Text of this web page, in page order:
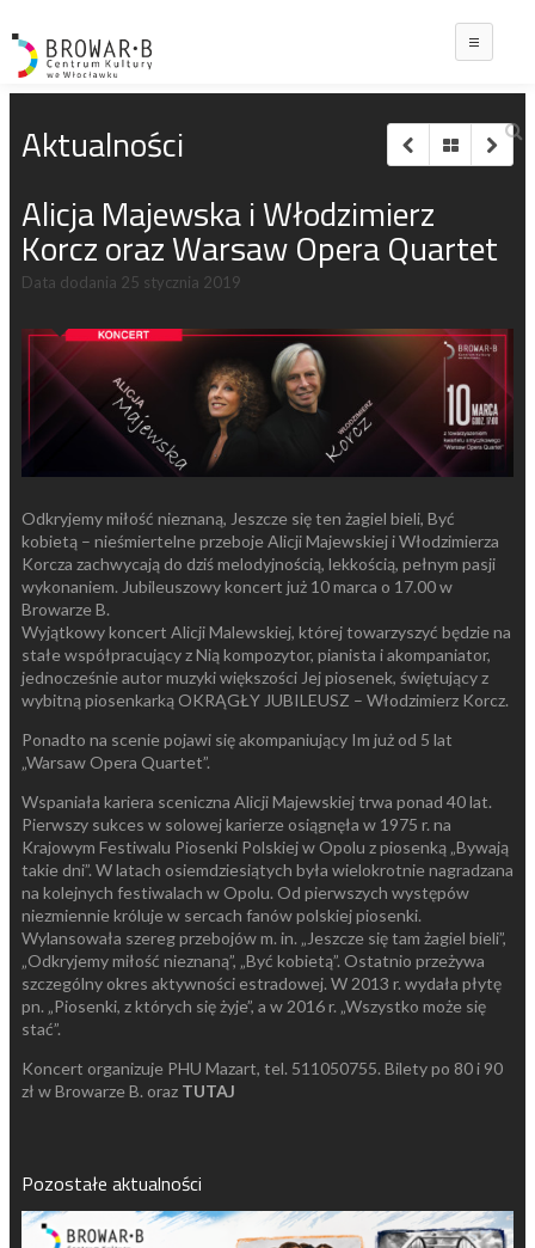
Aktualności
Alicja Majewska i Włodzimierz
Korcz oraz Warsaw Opera Quartet
Data dodania 25 stycznia 2019
Odkryjemy miłość nieznaną, Jeszcze się ten żagiel bieli, Być
kobietą – nieśmiertelne przeboje Alicji Majewskiej i Włodzimierza
Korcza zachwycają do dziś melodyjnością, lekkością, pełnym pasji
wykonaniem. Jubileuszowy koncert już 10 marca o 17.00 w
Browarze B.
Wyjątkowy koncert Alicji Malewskiej, której towarzyszyć będzie na
stałe współpracujący z Nią kompozytor, pianista i akompaniator,
jednocześnie autor muzyki większości Jej piosenek, świętujący z
wybitną piosenkarką OKRĄGŁY JUBILEUSZ – Włodzimierz Korcz.
Ponadto na scenie pojawi się akompaniujący Im już od 5 lat
„Warsaw Opera Quartet”.
Wspaniała kariera sceniczna Alicji Majewskiej trwa ponad 40 lat.
Pierwszy sukces w solowej karierze osiągnęła w 1975 r. na
Krajowym Festiwalu Piosenki Polskiej w Opolu z piosenką „Bywają
takie dni”. W latach osiemdziesiątych była wielokrotnie nagradzana
na kolejnych festiwalach w Opolu. Od pierwszych występów
niezmiennie króluje w sercach fanów polskiej piosenki.
Wylansowała szereg przebojów m. in. „Jeszcze się tam żagiel bieli”,
„Odkryjemy miłość nieznaną”, „Być kobietą”. Ostatnio przeżywa
szczególny okres aktywności estradowej. W 2013 r. wydała płytę
pn. „Piosenki, z których się żyje”, a w 2016 r. „Wszystko może się
stać”.
Koncert organizuje PHU Mazart, tel. 511050755. Bilety po 80 i 90
zł w Browarze B. oraz TUTAJ
Pozostałe aktualności